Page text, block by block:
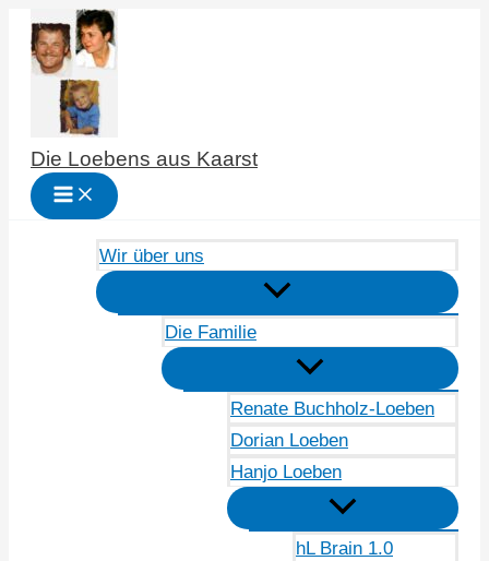
Zum
Inhalt
springen
Die Loebens aus Kaarst
Wir über uns
Die Familie
Renate Buchholz-Loeben
Dorian Loeben
Hanjo Loeben
hL Brain 1.0